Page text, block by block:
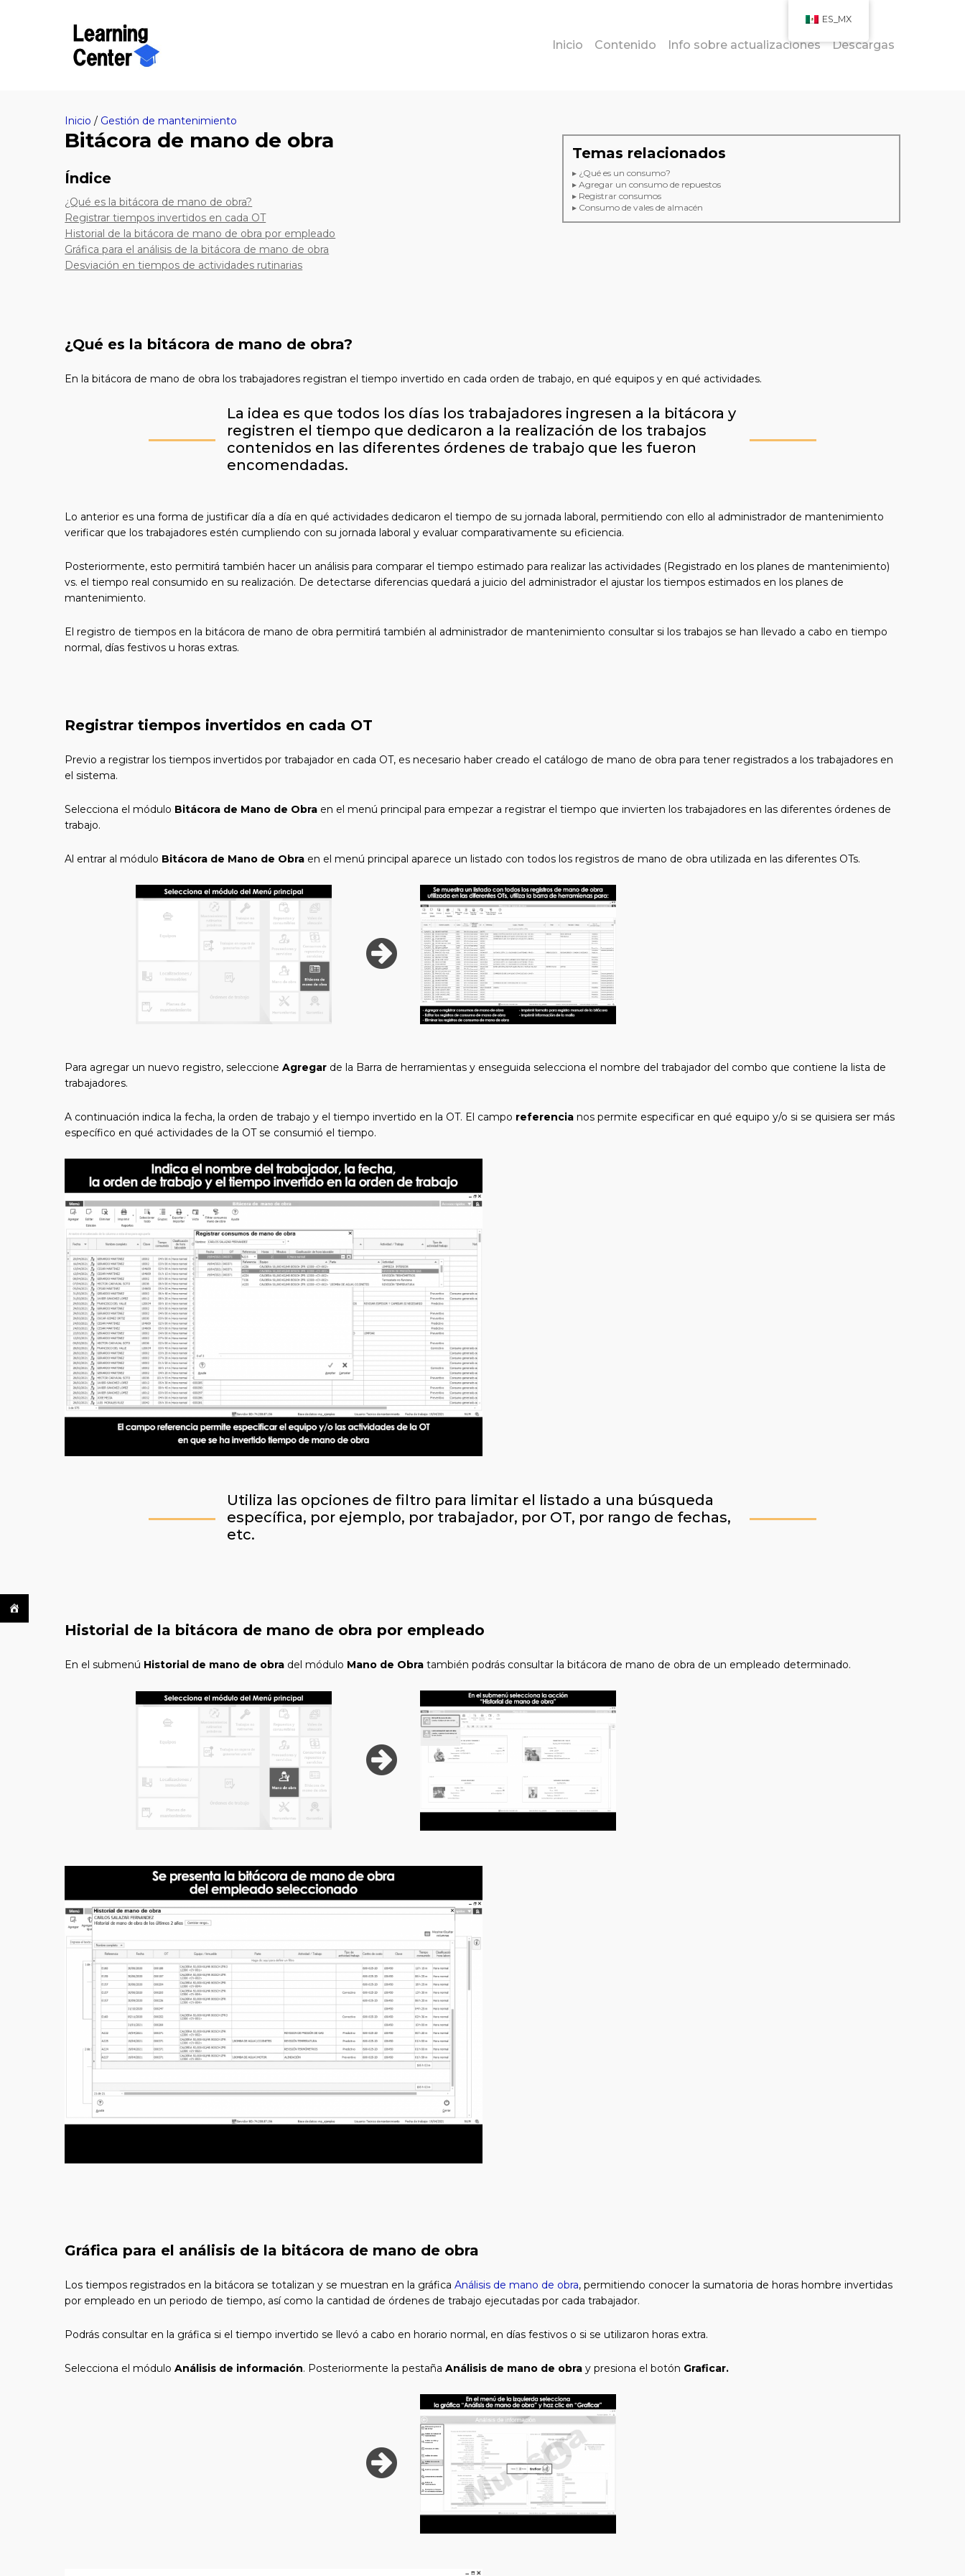
Inicio Contenido Info sobre actualizaciones Descargas
Inicio / Gestión de mantenimiento
Bitácora de mano de obra
Índice
¿Qué es la bitácora de mano de obra?
Registrar tiempos invertidos en cada OT
Historial de la bitácora de mano de obra por empleado
Gráfica para el análisis de la bitácora de mano de obra
Desviación en tiempos de actividades rutinarias
Temas relacionados
▸ ¿Qué es un consumo?
▸ Agregar un consumo de repuestos
▸ Registrar consumos
▸ Consumo de vales de almacén
¿Qué es la bitácora de mano de obra?
En la bitácora de mano de obra los trabajadores registran el tiempo invertido en cada orden de trabajo, en qué equipos y en qué actividades.
La idea es que todos los días los trabajadores ingresen a la bitácora y
registren el tiempo que dedicaron a la realización de los trabajos
contenidos en las diferentes órdenes de trabajo que les fueron
encomendadas.
Lo anterior es una forma de justificar día a día en qué actividades dedicaron el tiempo de su jornada laboral, permitiendo con ello al administrador de mantenimiento
verificar que los trabajadores estén cumpliendo con su jornada laboral y evaluar comparativamente su eficiencia.
Posteriormente, esto permitirá también hacer un análisis para comparar el tiempo estimado para realizar las actividades (Registrado en los planes de mantenimiento)
vs. el tiempo real consumido en su realización. De detectarse diferencias quedará a juicio del administrador el ajustar los tiempos estimados en los planes de
mantenimiento.
El registro de tiempos en la bitácora de mano de obra permitirá también al administrador de mantenimiento consultar si los trabajos se han llevado a cabo en tiempo
normal, días festivos u horas extras.
Registrar tiempos invertidos en cada OT
Previo a registrar los tiempos invertidos por trabajador en cada OT, es necesario haber creado el catálogo de mano de obra para tener registrados a los trabajadores en
el sistema.
Selecciona el módulo Bitácora de Mano de Obra en el menú principal para empezar a registrar el tiempo que invierten los trabajadores en las diferentes órdenes de
trabajo.
Al entrar al módulo Bitácora de Mano de Obra en el menú principal aparece un listado con todos los registros de mano de obra utilizada en las diferentes OTs.
Para agregar un nuevo registro, seleccioneAgregar de la Barra de herramientas y enseguida selecciona el nombre del trabajador del combo que contiene la lista de
trabajadores.
A continuación indica la fecha, la orden de trabajo y el tiempo invertido en la OT. El campo referencia nos permite especificar en qué equipo y/o si se quisiera ser más
específico en qué actividades de la OT se consumió el tiempo.
Utiliza las opciones de filtro para limitar el listado a una búsqueda
específica, por ejemplo, por trabajador, por OT, por rango de fechas,
etc.
Historial de la bitácora de mano de obra por empleado
En el submenú Historial de mano de obra del módulo Mano de Obra también podrás consultar la bitácora de mano de obra de un empleado determinado.
Gráfica para el análisis de la bitácora de mano de obra
Los tiempos registrados en la bitácora se totalizan y se muestran en la gráficaAnálisis de mano de obra, permitiendo conocer la sumatoria de horas hombre invertidas
por empleado en un periodo de tiempo, así como la cantidad de órdenes de trabajo ejecutadas por cada trabajador.
Podrás consultar en la gráfica si el tiempo invertido se llevó a cabo en horario normal, en días festivos o si se utilizaron horas extra.
Selecciona el móduloAnálisis de información. Posteriormente la pestañaAnálisis de mano de obray presiona el botón Graficar.
ES_MX